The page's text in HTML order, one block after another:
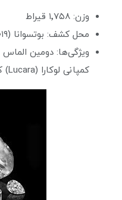
وزن: ۱٬۷۵۸ قیراط
محل کشف: بوتسوانا (۲۰۱۹)
ویژگی‌ها: دومین
کمپانی لوکارا (Lucara) کشف شد.